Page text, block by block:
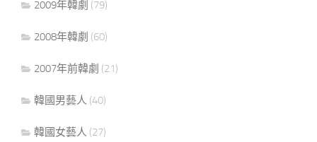
2009年韓劇 (79)
2008年韓劇 (60)
2007年前韓劇 (21)
韓國男藝人 (40)
韓國女藝人 (27)